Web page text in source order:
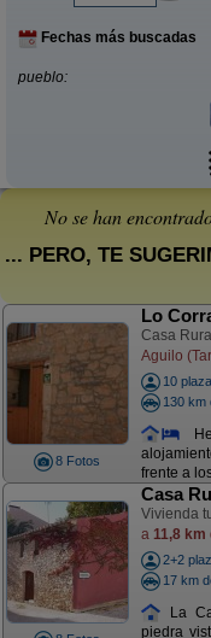
Fechas más buscadas
pueblo:
No se han
... PERO, TE
8 Fotos
Lo
Casa
Aguilo
10
130 km
frente a
Casa
Vivienda
a 11,8 km
2+2
17 km
La
piedra